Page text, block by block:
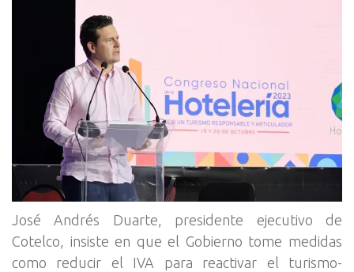
José Andrés Duarte, presidente ejecutivo de
Cotelco, insiste en que el Gobierno tome medidas
como reducir el IVA para reactivar el turismo-